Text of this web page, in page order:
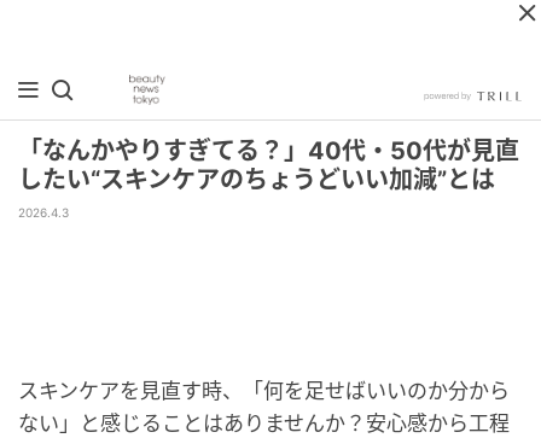
「なんかやりすぎてる？」40代・50代が見直
したい“スキンケアのちょうどいい加減”とは
2026.4.3
スキンケアを見直す時、「何を足せばいいのか分から
ない」と感じることはありませんか？安心感から工程